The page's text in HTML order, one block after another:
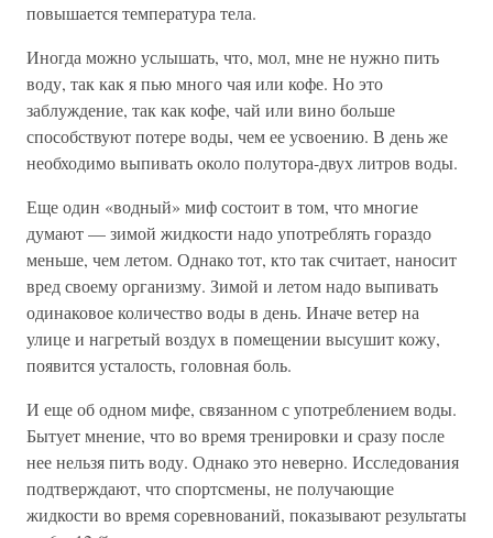
повышается температура тела.
Иногда можно услышать, что, мол, мне не нужно пить
воду, так как я пью много чая или кофе. Но это
заблуждение, так как кофе, чай или вино больше
способствуют потере воды, чем ее усвоению. В день же
необходимо выпивать около полутора-двух литров воды.
Еще один «водный» миф состоит в том, что многие
думают — зимой жидкости надо употреблять гораздо
меньше, чем летом. Однако тот, кто так считает, наносит
вред своему организму. Зимой и летом надо выпивать
одинаковое количество воды в день. Иначе ветер на
улице и нагретый воздух в помещении высушит кожу,
появится усталость, головная боль.
И еще об одном мифе, связанном с употреблением воды.
Бытует мнение, что во время тренировки и сразу после
нее нельзя пить воду. Однако это неверно. Исследования
подтверждают, что спортсмены, не получающие
жидкости во время соревнований, показывают результаты